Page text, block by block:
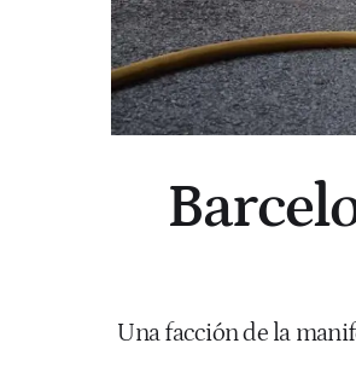
Una facción de la